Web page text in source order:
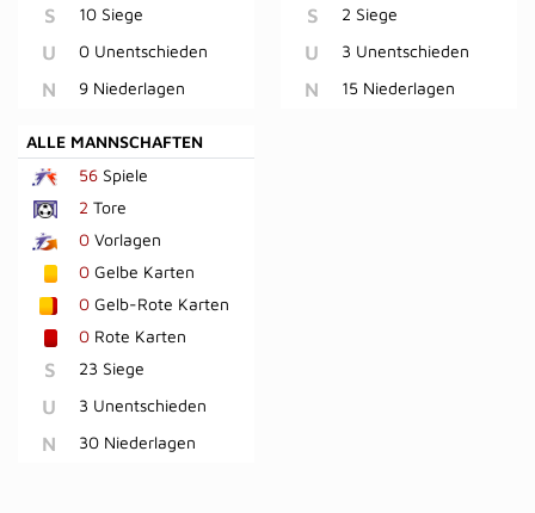
S 10 Siege
U 0 Unentschieden
N 9 Niederlagen
S 2 Siege
U 3 Unentschieden
N 15 Niederlagen
ALLE MANNSCHAFTEN
56 Spiele
2 Tore
0 Vorlagen
0 Gelbe Karten
0 Gelb-Rote Karten
0 Rote Karten
S 23 Siege
U 3 Unentschieden
N 30 Niederlagen